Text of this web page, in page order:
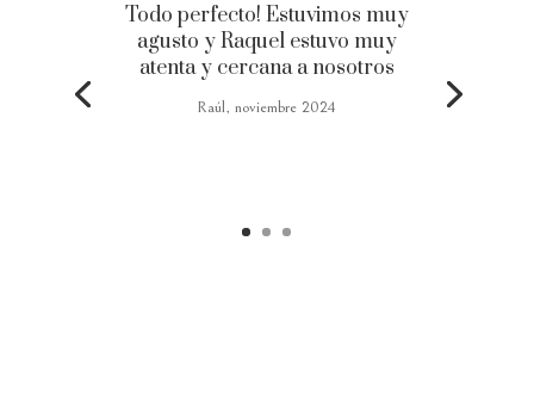
Todo perfecto! Estuvimos muy
agusto y Raquel estuvo muy
atenta y cercana a nosotros
Raúl, noviembre 2024